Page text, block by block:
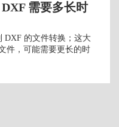
需要多长时
DXF 的文件转换；这大
件，可能需要更长的时